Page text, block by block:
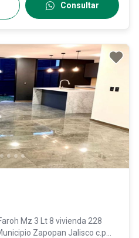
Consultar
Mz 3 Lt 8 vivienda 228
Zapopan Jalisco c.p